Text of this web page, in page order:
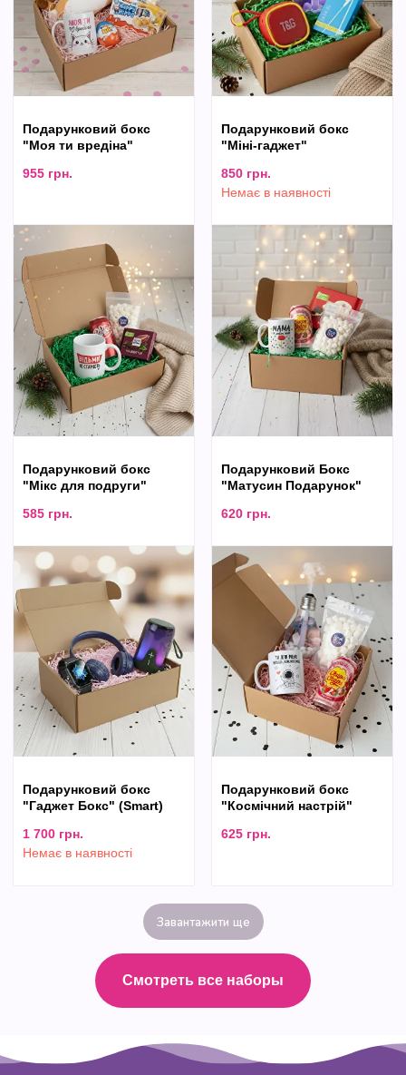
Подарунковий бокс
"Моя ти вредіна"
955 грн.
Подарунковий бокс
"Міні-гаджет"
850 грн.
Немає в наявності
Подарунковий бокс
"Мікс для подруги"
585 грн.
Подарунковий Бокс
"Матусин Подарунок"
620 грн.
Подарунковий бокс
"Гаджет Бокс" (Smart)
1 700 грн.
Немає в наявності
Подарунковий бокс
"Космічний настрій"
625 грн.
Завантажити ще
Смотреть все наборы